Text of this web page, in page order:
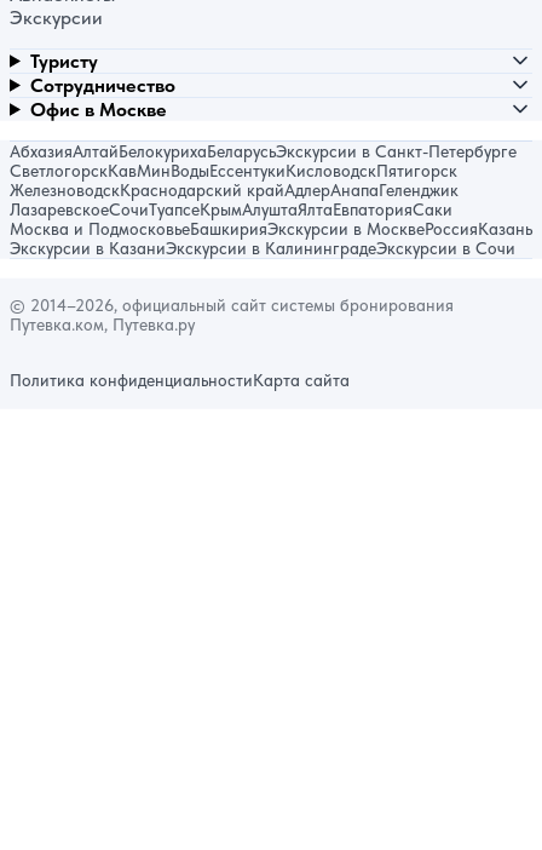
Экскурсии
Туристу
Сотрудничество
Офис в Москве
АбхазияАлтайБелокурихаБеларусьЭкскурсии в Санкт-Петербурге
СветлогорскКавМинВодыЕссентукиКисловодскПятигорск
ЖелезноводскКраснодарский крайАдлерАнапаГеленджик
ЛазаревскоеСочиТуапсеКрымАлуштаЯлтаЕвпаторияСаки
Москва и ПодмосковьеБашкирияЭкскурсии в МосквеРоссияКазань
Экскурсии в КазаниЭкскурсии в КалининградеЭкскурсии в Сочи
© 2014–2026, официальный сайт системы бронирования
Путевка.ком, Путевка.ру
Политика конфиденциальностиКарта сайта